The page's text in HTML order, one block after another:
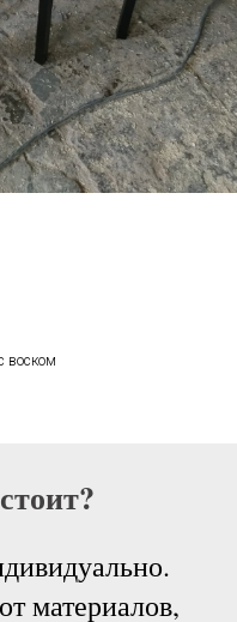
воском
материалов,